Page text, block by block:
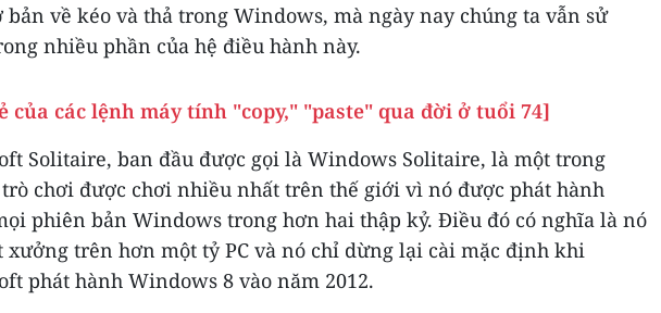
bản về kéo và thả trong Windows, mà ngày nay chúng ta vẫn sử
nhiều phần của hệ điều hành này.
của các lệnh máy tính "copy," "paste" qua đời ở tuổi 74]
Solitaire, ban đầu được gọi là Windows Solitaire, là một trong
chơi được chơi nhiều nhất trên thế giới vì nó được phát hành
phiên bản Windows trong hơn hai thập kỷ. Điều đó có nghĩa là nó
xưởng trên hơn một tỷ PC và nó chỉ dừng lại cài mặc định khi
phát hành Windows 8 vào năm 2012.